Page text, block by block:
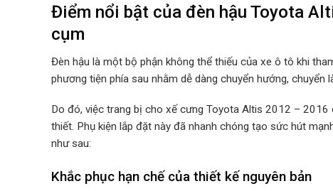
Điểm nổi bật của đèn hậu Toyota
cụm
Đèn hậu là một bộ phận không thể thiếu của xe ô tô khi
phương tiện phía sau nhằm dễ dàng chuyển hướng, chuyển
Do đó, việc trang bị cho xế cưng Toyota Altis 2012 –
thiết. Phụ kiện lắp đặt này đã nhanh chóng tạo sức hút
như sau:
Khắc phục hạn chế của thiết kế nguyên bản